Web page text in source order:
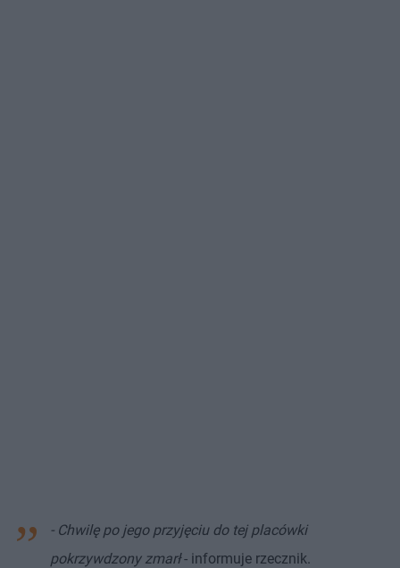
- Chwilę po jego przyjęciu do tej placówki
pokrzywdzony zmarł- informuje rzecznik.